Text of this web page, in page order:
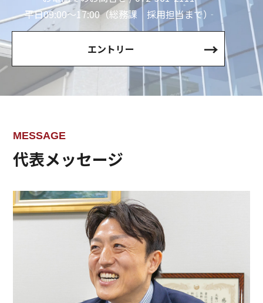
平日09:00〜17:00（総務課 採用担当まで）
エントリー
MESSAGE
代表メッセージ